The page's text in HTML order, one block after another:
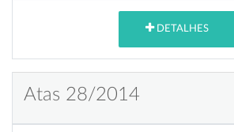
DETALHES
Atas 28/2014